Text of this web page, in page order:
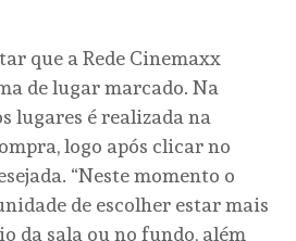
que a Rede Cinemaxx
de lugar marcado. Na
lugares é realizada na
logo após clicar no
“Neste momento o
de escolher estar mais
da sala ou no fundo, além